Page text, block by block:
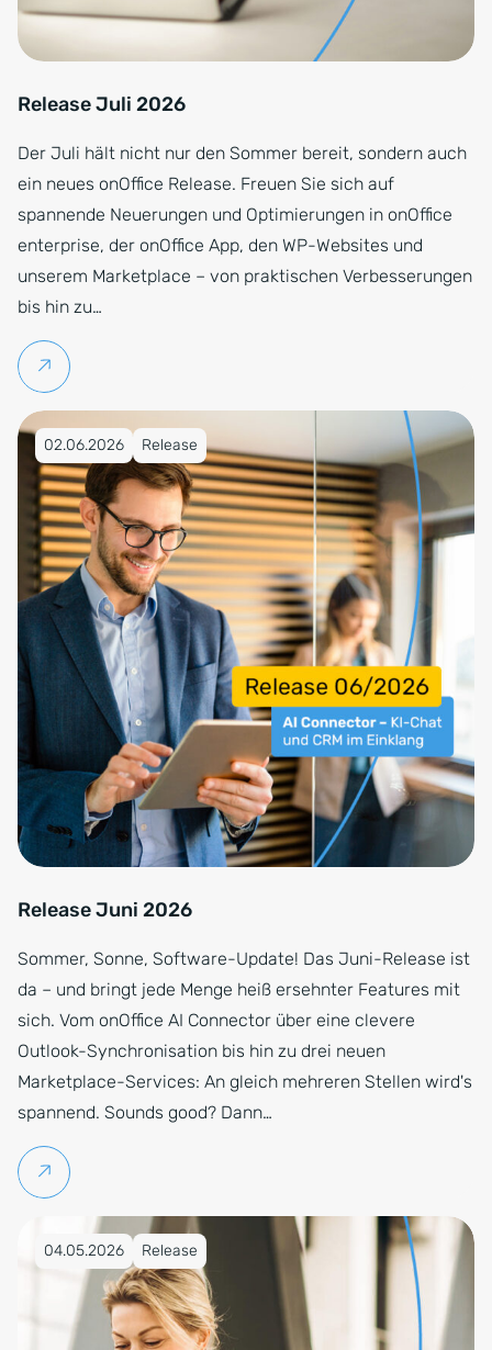
Release Juli 2026
Der Juli hält nicht nur den Sommer bereit, sondern auch
ein neues onOffice Release. Freuen Sie sich auf
spannende Neuerungen und Optimierungen in onOffice
enterprise, der onOffice App, den WP-Websites und
unserem Marketplace – von praktischen Verbesserungen
bis hin zu…
Weiterlesen
Veröffentlicht am 02.06.2026
02.06.2026 Release
Release Juni 2026
Sommer, Sonne, Software-Update! Das Juni-Release ist
da – und bringt jede Menge heiß ersehnter Features mit
sich. Vom onOffice AI Connector über eine clevere
Outlook-Synchronisation bis hin zu drei neuen
Marketplace-Services: An gleich mehreren Stellen wird's
spannend. Sounds good? Dann…
Weiterlesen
Veröffentlicht am 04.05.2026
04.05.2026 Release